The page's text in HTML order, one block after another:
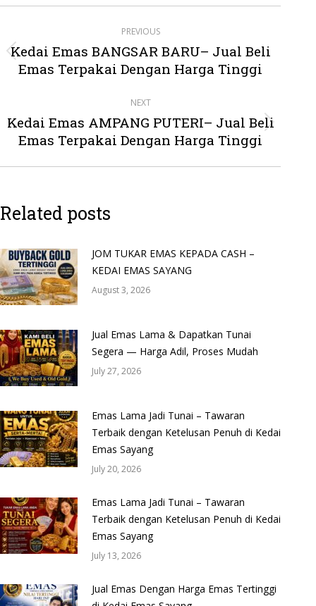
navigation
PREVIOUS
Previous
post:
Kedai Emas BANGSAR BARU– Jual Beli
Emas Terpakai Dengan Harga Tinggi
NEXT
Next
post:
Kedai Emas AMPANG PUTERI– Jual Beli
Emas Terpakai Dengan Harga Tinggi
Related posts
JOM TUKAR EMAS KEPADA CASH –
KEDAI EMAS SAYANG
August 3, 2026
Jual Emas Lama & Dapatkan Tunai
Segera — Harga Adil, Proses Mudah
July 27, 2026
Emas Lama Jadi Tunai – Tawaran
Terbaik dengan Ketelusan Penuh di Kedai
Emas Sayang
July 20, 2026
Emas Lama Jadi Tunai – Tawaran
Terbaik dengan Ketelusan Penuh di Kedai
Emas Sayang
July 13, 2026
Jual Emas Dengan Harga Emas Tertinggi